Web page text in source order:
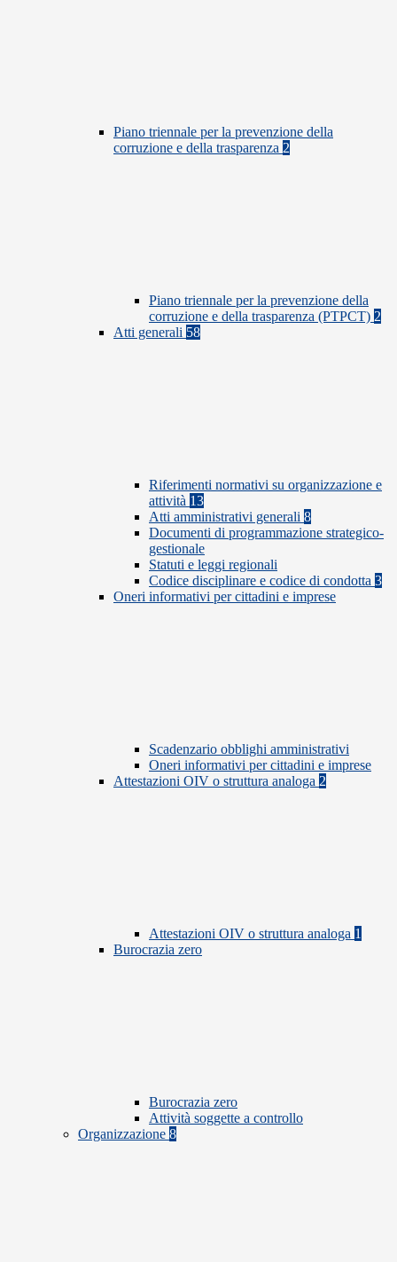
Piano triennale per la prevenzione della
corruzione e della trasparenza 2
Piano triennale per la prevenzione della
corruzione e della trasparenza (PTPCT) 2
Atti generali 58
Riferimenti normativi su organizzazione e
attività 13
Atti amministrativi generali 8
Documenti di programmazione strategico-
gestionale
Statuti e leggi regionali
Codice disciplinare e codice di condotta 3
Oneri informativi per cittadini e imprese
Scadenzario obblighi amministrativi
Oneri informativi per cittadini e imprese
Attestazioni OIV o struttura analoga 2
Attestazioni OIV o struttura analoga 1
Burocrazia zero
Burocrazia zero
Attività soggette a controllo
Organizzazione 8